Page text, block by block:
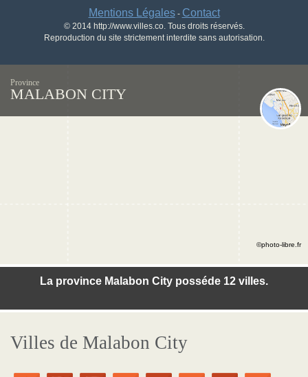
Mentions Légales- Contact
© 2014 http://www.villes.co. Tous droits réservés.
Reproduction du site strictement interdite sans autorisation.
Province
MALABON CITY
La province Malabon City posséde 12 villes.
©photo-libre.fr
Villes de Malabon City